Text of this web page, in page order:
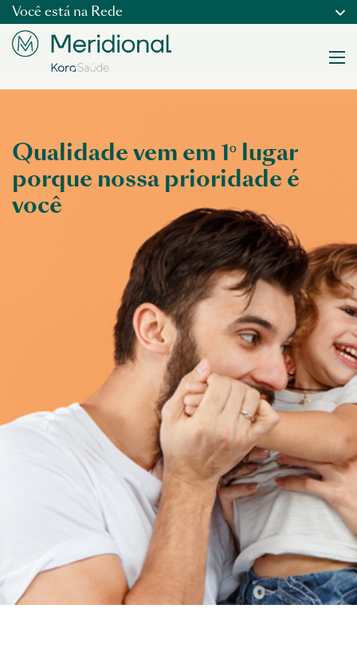
Você está na Rede
Qualidade vem em 1º lugar
porque nossa prioridade é
você